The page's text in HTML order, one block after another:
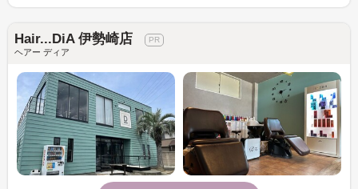
Hair...DiA 伊勢崎店
ヘアー ディア